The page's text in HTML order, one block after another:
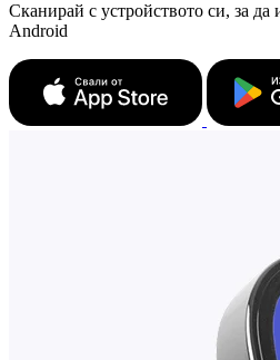
Сканирай с устройството си, за да
Android